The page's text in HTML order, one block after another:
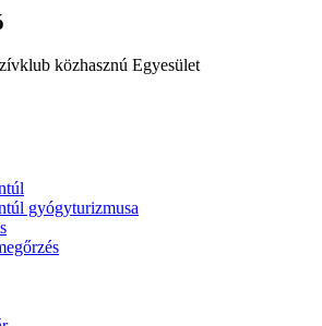
közhasznú Egyesület
gyógyturizmusa